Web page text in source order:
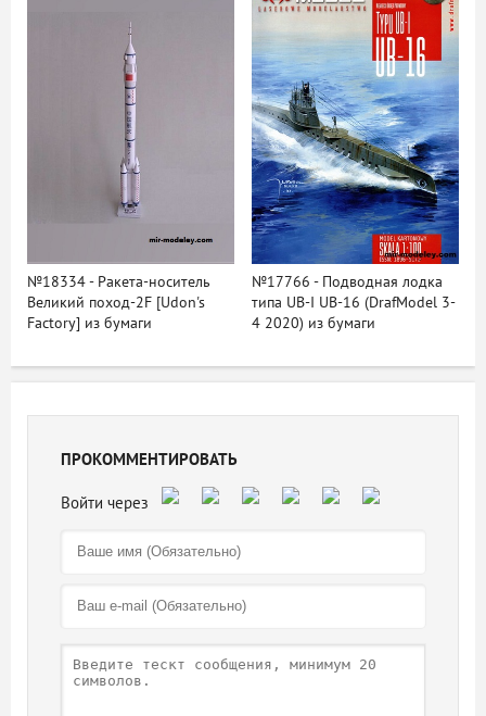
№18334 - Ракета-носитель
Великий поход-2F [Udon's
Factory] из бумаги
№17766 - Подводная лодка
типа UB-I UB-16 (DrafModel 3-
4 2020) из бумаги
ПРОКОММЕНТИРОВАТЬ